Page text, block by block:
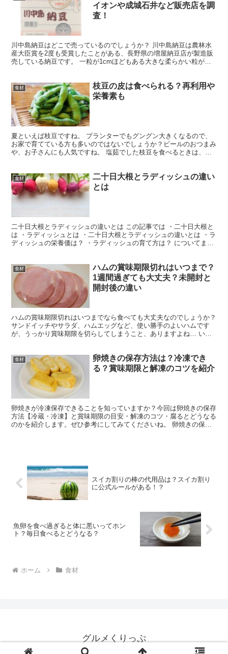
イオンや成城石井など販売店を調
査！
川中島納豆はどこで売っているのでしょうか？ 川中島納豆は農林水
産大臣賞を2度も受賞したことがある、長野県の増屋納豆店が製造販
売している納豆です。 一粒が1cmほどもある大きな柔らかい粒が特
食材
枝豆の皮は食べられる？再利用や
栄養素も
夏といえば枝豆ですね。 プランターでもグングン大きくなるので、
お家で育てている方も多いのではないでしょうか？ビールのおつまみ
や、お子さんにも人気ですね。 塩茹でした枝豆を食べるときは、皮
食材
二十日大根とラディッシュの違い
とは
二十日大根とラディッシュの違いとは この記事では ・二十日大根と
は ・ラディッシュとは ・二十日大根とラディッシュの違いとは ・ラ
ディッシュの栄養価は？ ・ラディッシュの育て方は？ についてまと
食材
ハムの賞味期限切れはいつまで？
1週間過ぎても大丈夫？未開封と
開封後の違い
ハムの賞味期限切れはいつまでなら食べても大丈夫なのでしょうか？
サンドイッチやサラダ、ハムエッグなど、使い勝手のよいハムです
が、うっかり賞味期限を切らしてしまうこと、ありますよね… いつ
食材
卵焼きの保存方法は？冷凍でき
る？賞味期限と解凍のコツを紹介
卵焼きが冷凍保存できることを知っていますか？今回は卵焼きの保存
方法【冷蔵・冷凍】と賞味期限の目安・解凍のコツ・腐るとどうなる
のかを紹介します。ぜひ参考にしてみてくださいね。 卵焼きの保存
スイカ割りの棒の代用品は？スイカ割り
に公式ルールがある！？
魚卵を食べ過ぎると体に悪いってホン
ト？毎日食べるとどうなる？
ホーム 食材
グルメくりっぷ